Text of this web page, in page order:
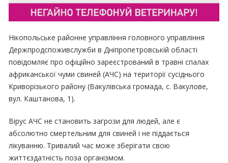
Нікопольське районне управління головного управління
Держпродспоживслужби в Дніпропетровській області
повідомляє про офіційно зареєстрований в травні спалах
африканської чуми свиней (АЧС) на території сусіднього
Криворізького району (Вакулівська громада, с. Вакулове,
вул. Каштанова, 1).
Вірус АЧС не становить загрози для людей, але є
абсолютно смертельним для свиней і не піддається
лікуванню. Тривалий час може зберігати свою
життєздатність поза організмом.